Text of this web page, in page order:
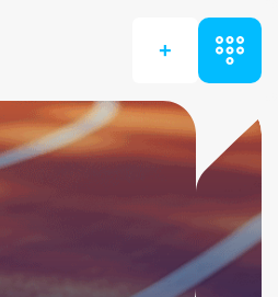
+